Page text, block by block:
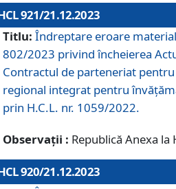
921/21.12.2023
Titlu: Îndreptare eroare
802/2023 privind încheierea
Contractul de parteneriat
regional integrat pentru
prin H.C.L. nr. 1059/2022.
Observații : Republică Anexa
920/21.12.2023